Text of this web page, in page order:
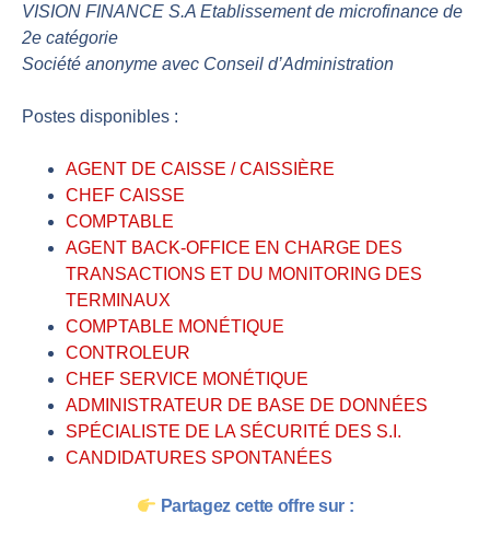
VISION FINANCE S.A Etablissement de microfinance de
2e catégorie
Société anonyme avec Conseil d’Administration
Postes disponibles :
AGENT DE CAISSE / CAISSIÈRE
CHEF CAISSE
COMPTABLE
AGENT BACK-OFFICE EN CHARGE DES
TRANSACTIONS ET DU MONITORING DES
TERMINAUX
COMPTABLE MONÉTIQUE
CONTROLEUR
CHEF SERVICE MONÉTIQUE
ADMINISTRATEUR DE BASE DE DONNÉES
SPÉCIALISTE DE LA SÉCURITÉ DES S.I.
CANDIDATURES SPONTANÉES
Partagez cette offre sur :